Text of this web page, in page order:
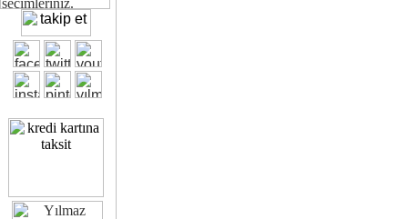
Ofisinizin dekorasyonunda ergonomi ve kaliteye önem
Çünkü sitemizde bulunan seçkin ürünler ile hayal ettiğiniz özgün
Size yakışan ofis tasarımına gelin birlikte karar verelim.
Kalite ve ergonomiyi arıyanların tercihi...Yılmaz Büro Mobilya